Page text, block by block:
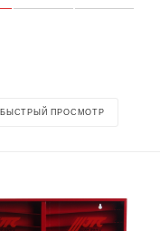
БЫСТРЫЙ ПРОСМОТР